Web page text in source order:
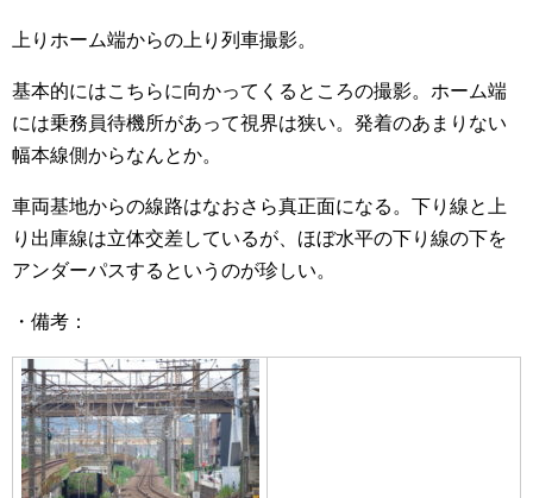
上りホーム端からの上り列車撮影。
基本的にはこちらに向かってくるところの撮影。ホーム端
には乗務員待機所があって視界は狭い。発着のあまりない
幅本線側からなんとか。
車両基地からの線路はなおさら真正面になる。下り線と上
り出庫線は立体交差しているが、ほぼ水平の下り線の下を
アンダーパスするというのが珍しい。
・備考：